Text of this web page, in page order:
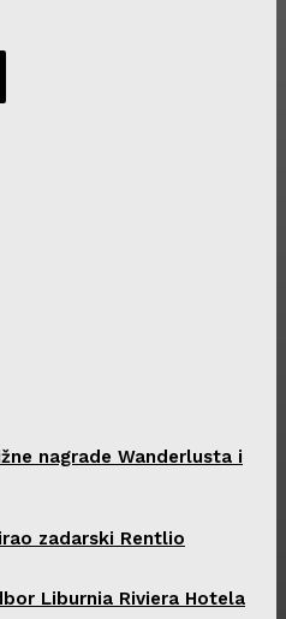
nagrade Wanderlusta i
zadarski Rentlio
Liburnia Riviera Hotela